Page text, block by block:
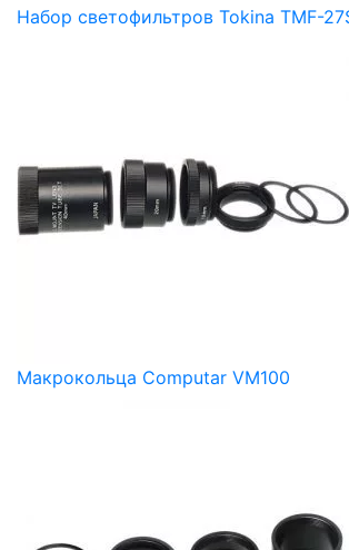
Набор светофильтров Tokina TMF-
Макрокольца Computar VM100